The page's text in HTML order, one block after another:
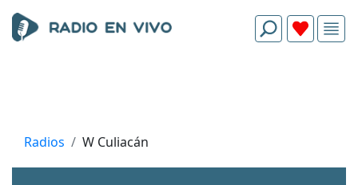
Radios W Culiacán